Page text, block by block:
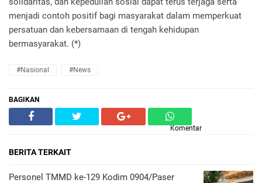
menjadi contoh positif bagi masyarakat dalam memperkuat
persatuan dan kebersamaan di tengah kehidupan
bermasyarakat. (*)
#Nasional #News
BAGIKAN
Komentar
BERITA TERKAIT
Personel TMMD ke-129 Kodim 0904/Paser